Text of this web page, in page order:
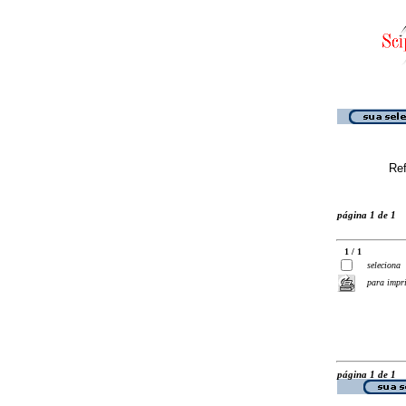
página 1 de 1
1 / 1
seleciona
para
página 1 de 1